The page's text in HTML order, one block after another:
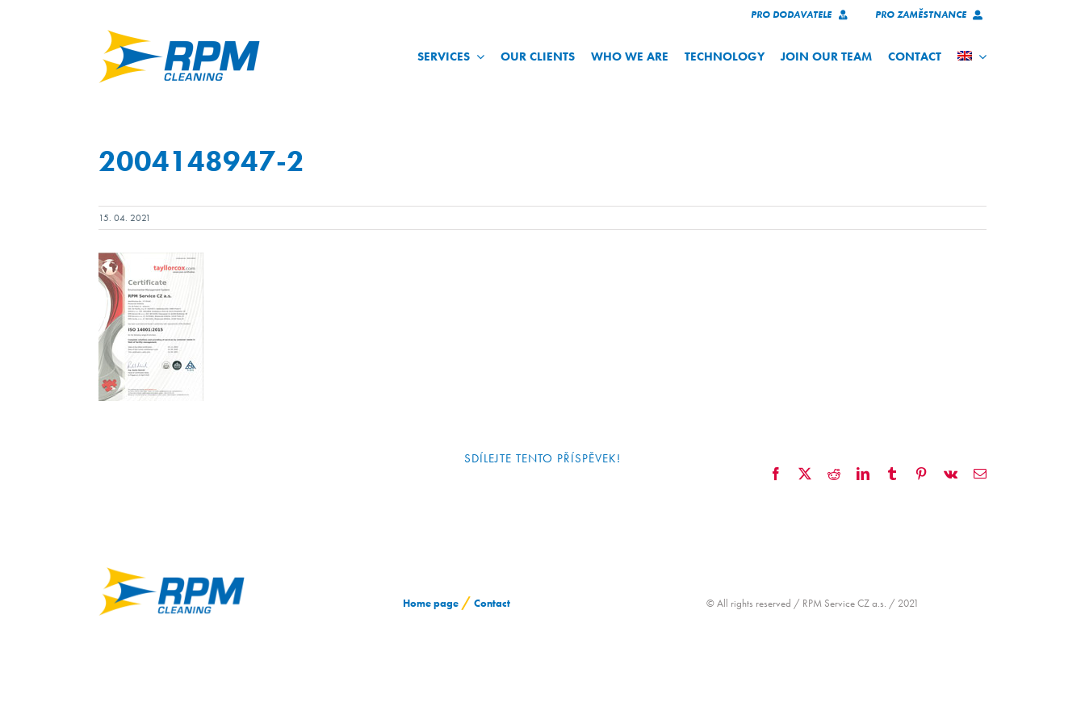
PRO DODAVATELE PRO ZAMĚSTNANCE
SERVICES OUR CLIENTS WHO WE ARE TECHNOLOGY JOIN OUR TEAM CONTACT
2004148947-2
15. 04. 2021
SDÍLEJTE TENTO PŘÍSPĚVEK!
Facebook RedditLinkedIn Tumblr PinterestVk Email
Home page / Contact © All rights reserved / RPM Service CZ a.s. / 2021